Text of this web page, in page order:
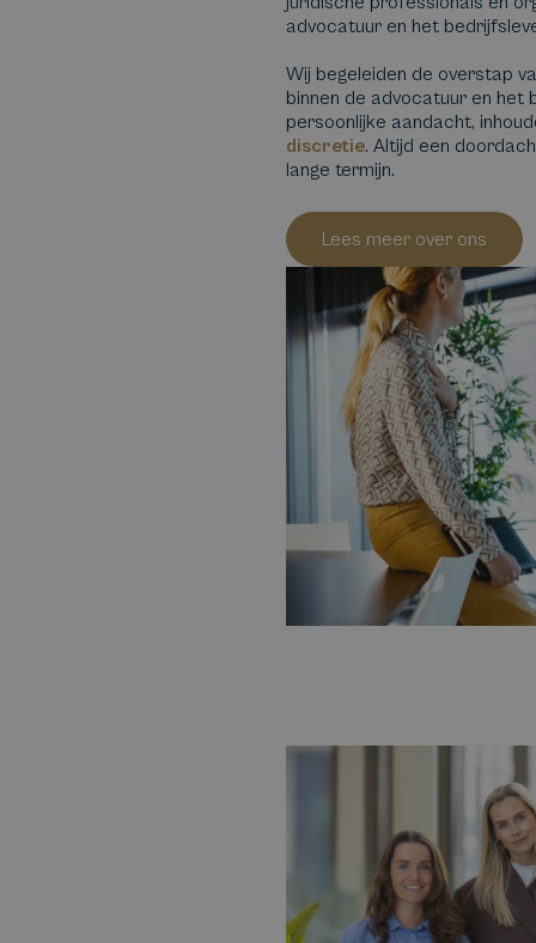
advocatuur en het
Wij begeleiden de overstap
binnen de advocatuur en het
persoonlijke aandacht,
discretie. Altijd een
lange termijn.
Lees meer over ons